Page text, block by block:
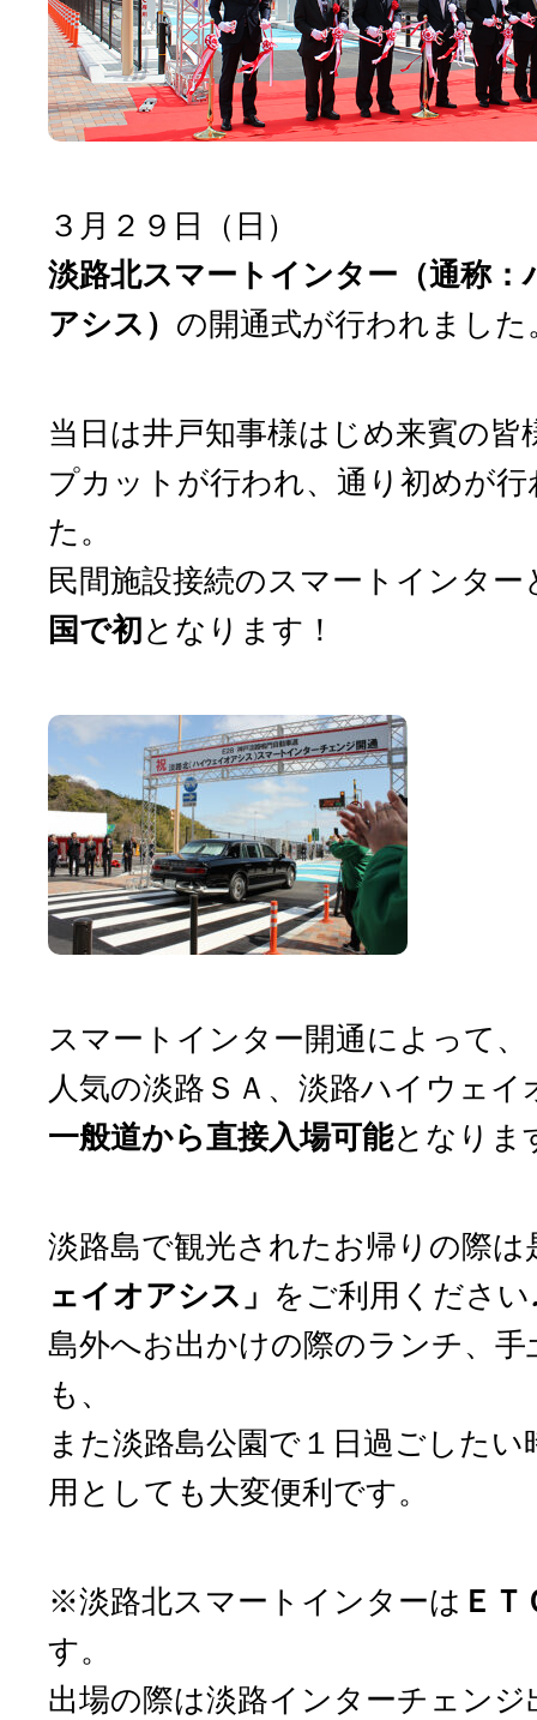
３月２９日（日）
淡路北スマートインター（通称：
アシス） の開通式が行われました
当日は井戸知事様はじめ来賓の皆
プカットが行われ、通り初めが
た。
民間施設接続のスマートインター
国で初となります！
スマートインター開通によって、
人気の淡路ＳＡ、淡路ハイウェイ
一般道から直接入場可能となりま
淡路島で観光されたお帰りの際は
ェイオアシス」 をご利用ください
島外へお出かけの際のランチ、手
も、
また淡路島公園で１日過ごしたい
用としても大変便利です。
※淡路北スマートインターは Ｅ
す。
出場の際は淡路インターチェンジ